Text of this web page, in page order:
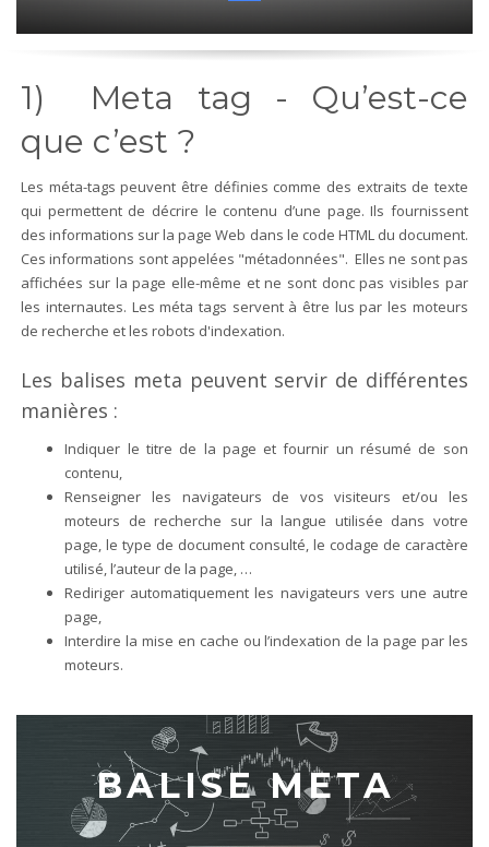
1) Meta tag - Qu’est-ce
que c’est ?
Les méta-tags peuvent être définies comme des extraits de texte
qui permettent de décrire le contenu d’une page. Ils fournissent
des informations sur la page Web dans le code HTML du document.
Ces informations sont appelées "métadonnées". Elles ne sont pas
affichées sur la page elle-même et ne sont donc pas visibles par
les internautes. Les méta tags servent à être lus par les moteurs
de recherche et les robots d'indexation.
Les balises meta peuvent servir de différentes
manières :
Indiquer le titre de la page et fournir un résumé de son
contenu,
Renseigner les navigateurs de vos visiteurs et/ou les
moteurs de recherche sur la langue utilisée dans votre
page, le type de document consulté, le codage de caractère
utilisé, l’auteur de la page, …
Rediriger automatiquement les navigateurs vers une autre
page,
Interdire la mise en cache ou l’indexation de la page par les
moteurs.
BALISE META